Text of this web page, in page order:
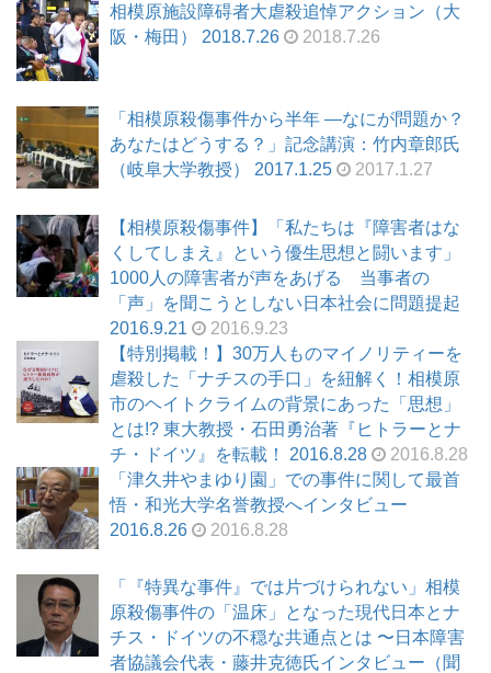
相模原施設障碍者大虐殺追悼アクション（大
阪・梅田） 2018.7.26
2018.7.26
「相模原殺傷事件から半年 ―なにが問題か？
あなたはどうする？」記念講演：竹内章郎氏
（岐阜大学教授） 2017.1.25
2017.1.27
【相模原殺傷事件】「私たちは『障害者はな
くしてしまえ』という優生思想と闘います」
1000人の障害者が声をあげる 当事者の
「声」を聞こうとしない日本社会に問題提起
2016.9.21
2016.9.23
【特別掲載！】30万人ものマイノリティーを
虐殺した「ナチスの手口」を紐解く！相模原
市のヘイトクライムの背景にあった「思想」
とは!? 東大教授・石田勇治著『ヒトラーとナ
チ・ドイツ』を転載！ 2016.8.28
2016.8.28
「津久井やまゆり園」での事件に関して最首
悟・和光大学名誉教授へインタビュー
2016.8.26
2016.8.28
「『特異な事件』では片づけられない」相模
原殺傷事件の「温床」となった現代日本とナ
チス・ドイツの不穏な共通点とは 〜日本障害
者協議会代表・藤井克徳氏インタビュー（聞